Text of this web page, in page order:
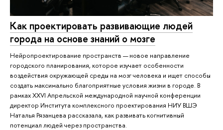
Как проектировать развивающие людей
города на основе знаний о мозге
Нейропроектирование пространств — новое направление
городского планирования, которое изучает особенности
воздействия окружающей среды на мозг человека и ищет способы
создать максимально благоприятные условия жизни в городе. В
рамках XXVI Апрельской международной научной конференции
директор Института комплексного проектирования НИУ ВШЭ
Наталья Рязанцева рассказала, как развивать когнитивный
потенциал людей через пространства.